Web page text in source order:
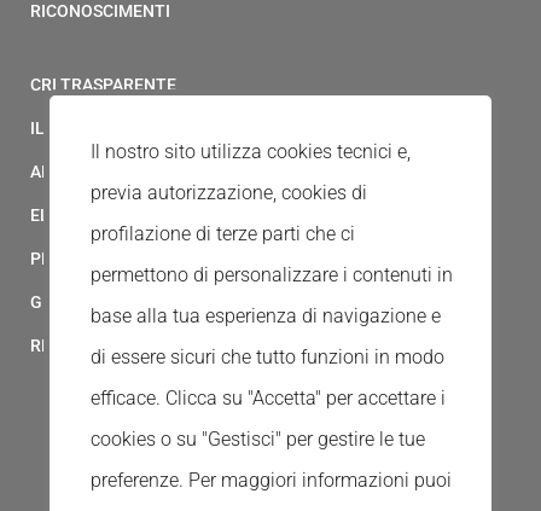
RICONOSCIMENTI
CRI TRASPARENTE
IL MODELLO 231 DELLA CROCE ROSSA ITALIANA
ALBO FORNITORI
ELENCO AVVOCATI
PRIVACY
GESTIONALE GAIA
RED CLOUD
Il nostro sito utilizza cookies tecnici e,
previa autorizzazione, cookies di
profilazione di terze parti che ci
permettono di personalizzare i contenuti in
base alla tua esperienza di navigazione e
di essere sicuri che tutto funzioni in modo
efficace. Clicca su "Accetta" per accettare i
cookies o su "Gestisci" per gestire le tue
preferenze. Per maggiori informazioni puoi